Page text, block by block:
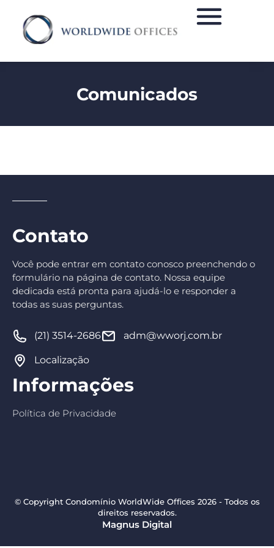
Comunicados
Contato
Você pode entrar em contato conosco preenchendo o
formulário na página de contato. Nossa equipe
dedicada está pronta para ajudá-lo e responder a
todas as suas perguntas.
(21) 3514-2686 adm@wworj.com.br
Localização
Informações
Política de Privacidade
© Copyright Condomínio WorldWide Offices 2026 - Todos os
direitos reservados.
Magnus Digital